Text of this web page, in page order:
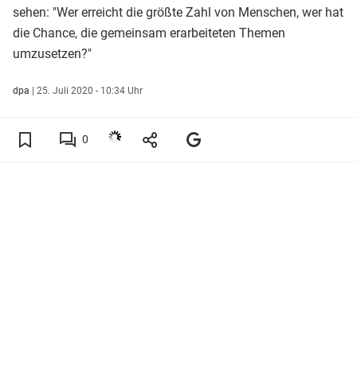
sehen: "Wer erreicht die größte Zahl von Menschen, wer hat
die Chance, die gemeinsam erarbeiteten Themen
umzusetzen?"
dpa | 25. Juli 2020 - 10:34 Uhr
0